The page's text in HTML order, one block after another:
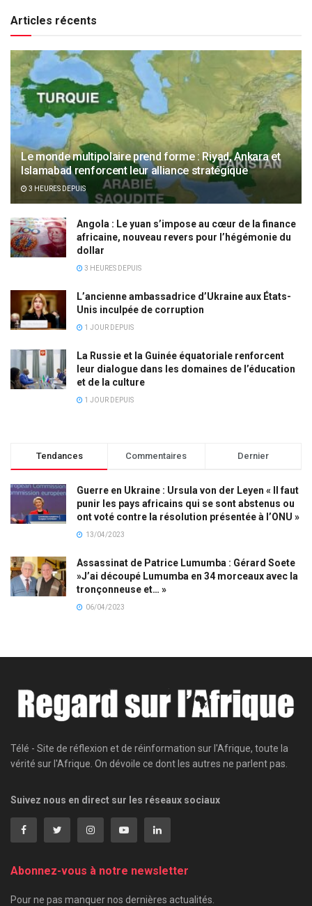
Articles récents
Le monde multipolaire prend forme : Riyad, Ankara et
Islamabad renforcent leur alliance stratégique
3 HEURES DEPUIS
Angola : Le yuan s’impose au cœur de la finance
africaine, nouveau revers pour l’hégémonie du
dollar
3 HEURES DEPUIS
L’ancienne ambassadrice d’Ukraine aux États-
Unis inculpée de corruption
1 JOUR DEPUIS
La Russie et la Guinée équatoriale renforcent
leur dialogue dans les domaines de l’éducation
et de la culture
1 JOUR DEPUIS
Tendances Commentaires Dernier
Guerre en Ukraine : Ursula von der Leyen « Il faut
punir les pays africains qui se sont abstenus ou
ont voté contre la résolution présentée à l’ONU »
13/04/2023
Assassinat de Patrice Lumumba : Gérard Soete
»J’ai découpé Lumumba en 34 morceaux avec la
tronçonneuse et… »
06/04/2023
Télé - Site de réflexion et de réinformation sur l'Afrique, toute la
vérité sur l'Afrique. On dévoile ce dont les autres ne parlent pas.
Suivez nous en direct sur les réseaux sociaux
Abonnez-vous à notre newsletter
Pour ne pas manquer nos dernières actualités.